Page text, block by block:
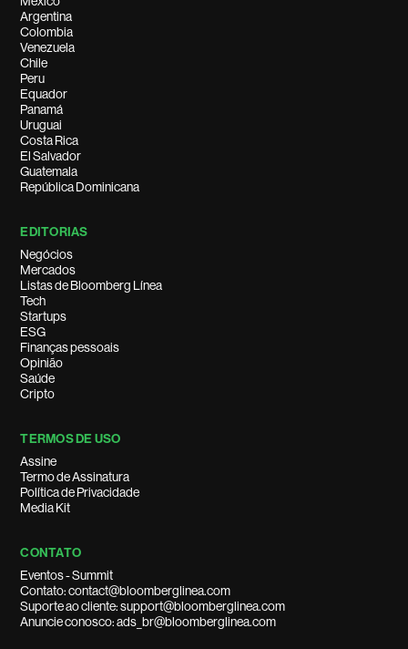
Argentina
Colombia
Venezuela
Chile
Peru
Equador
Panamá
Uruguai
Costa Rica
El Salvador
Guatemala
República Dominicana
EDITORIAS
Negócios
Mercados
Listas de Bloomberg Línea
Tech
Startups
ESG
Finanças pessoais
Opinião
Saúde
Cripto
TERMOS DE USO
Assine
Termo de Assinatura
Política de Privacidade
Media Kit
CONTATO
Eventos - Summit
Contato: contact@bloomberglinea.com
Suporte ao cliente: support@bloomberglinea.com
Anuncie conosco: ads_br@bloomberglinea.com